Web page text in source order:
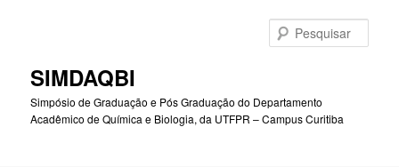
principalSIMDAQBI
Simpósio de Graduação e Pós Graduação do Departamento
Acadêmico de Química e Biologia, da UTFPR – Campus Curitiba